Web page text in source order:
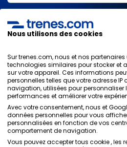
J'ai lu et j'accepte les
protection des données,
Nous utilisons des cookies
Sur trenes.com, nous et nos
technologies similaires pour stocker et
sur votre appareil. Ces informations
personnelles telles que votre adresse IP
navigation, utilisées pour personnaliser
performances et améliorer votre
Avec votre consentement, nous et
données personnelles pour vous
personnalisées en fonction de vos
comportement de navigation.
Vous pouvez accepter tous cookie , les